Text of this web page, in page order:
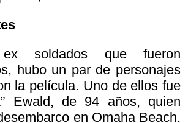
soldados que fueron
hubo un par de personajes
la película. Uno de ellos fue
Ewald, de 94 años, quien
en Omaha Beach.